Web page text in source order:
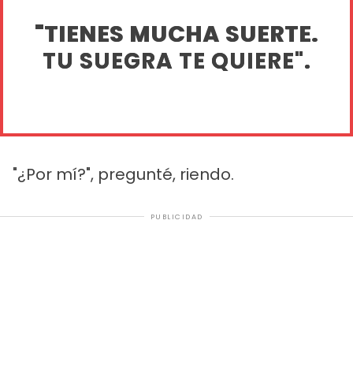
"TIENES MUCHA SUERTE.
TU SUEGRA TE QUIERE".
"¿Por mí?", pregunté, riendo.
PUBLICIDAD